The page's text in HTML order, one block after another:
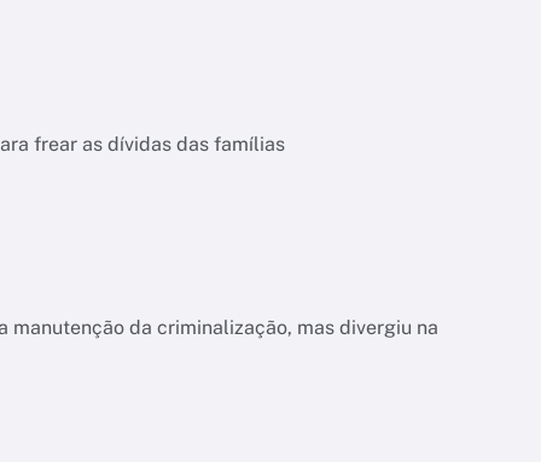
frear as dívidas das famílias
da criminalização, mas divergiu na